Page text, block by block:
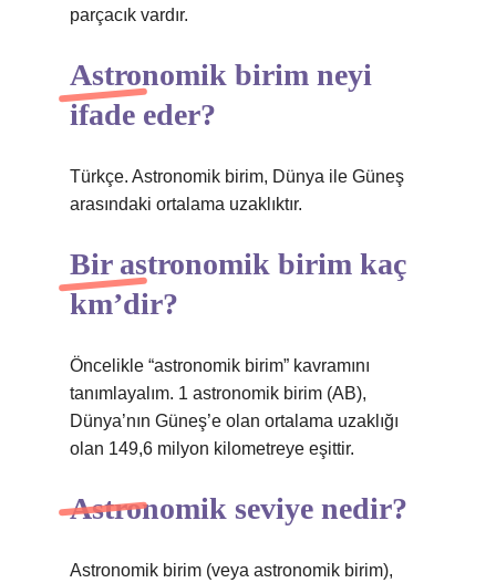
parçacık vardır.
Astronomik birim neyi
ifade eder?
Türkçe. Astronomik birim, Dünya ile Güneş
arasındaki ortalama uzaklıktır.
Bir astronomik birim kaç
km’dir?
Öncelikle “astronomik birim” kavramını
tanımlayalım. 1 astronomik birim (AB),
Dünya’nın Güneş’e olan ortalama uzaklığı
olan 149,6 milyon kilometreye eşittir.
Astronomik seviye nedir?
Astronomik birim (veya astronomik birim),